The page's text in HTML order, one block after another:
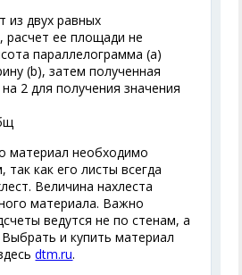
из двух равных
расчет ее площади не
параллелограмма (a)
(b), затем полученная
2 для получения значения
материал необходимо
так как его листы всегда
Величина нахлеста
материала. Важно
ведутся не по стенам, а
и купить материал
dtm.ru.